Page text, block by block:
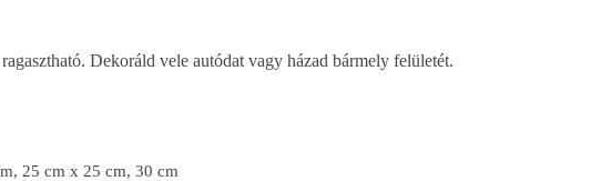
Dekoráld vele autódat vagy házad bármely felületét.
25 cm x 25 cm, 30 cm